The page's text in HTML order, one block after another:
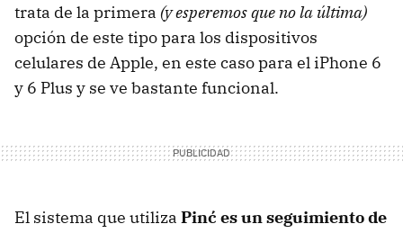
trata de la primera (y esperemos que no la última)
opción de este tipo para los dispositivos
celulares de Apple, en este caso para el iPhone 6
y 6 Plus y se ve bastante funcional.
El sistema que utiliza Pinć es un seguimiento de